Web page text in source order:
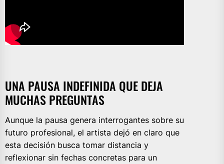
UNA PAUSA INDEFINIDA QUE DEJA
MUCHAS PREGUNTAS
Aunque la pausa genera interrogantes sobre su
futuro profesional, el artista dejó en claro que
esta decisión busca tomar distancia y
reflexionar sin fechas concretas para un